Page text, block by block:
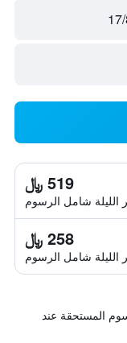
519 ﷼
الليلة شامل الرسوم
258 ﷼
الليلة شامل الرسوم
المستحقة عند